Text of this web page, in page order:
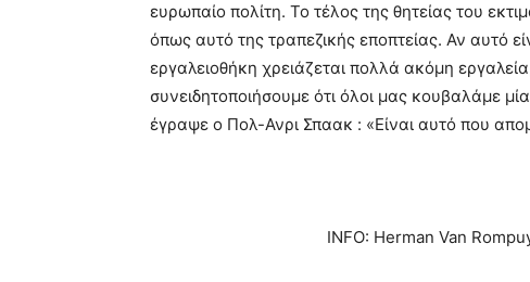
ευρωπαίο πολίτη. Το τέλος της θητείας του
όπως αυτό της τραπεζικής εποπτείας. Αν αυτό
εργαλειοθήκη χρειάζεται πολλά ακόμη
συνειδητοποιήσουμε ότι όλοι μας κουβαλάμε
έγραψε ο Πολ-Ανρι Σπαακ : «Είναι αυτό που
INFO: Herman Van